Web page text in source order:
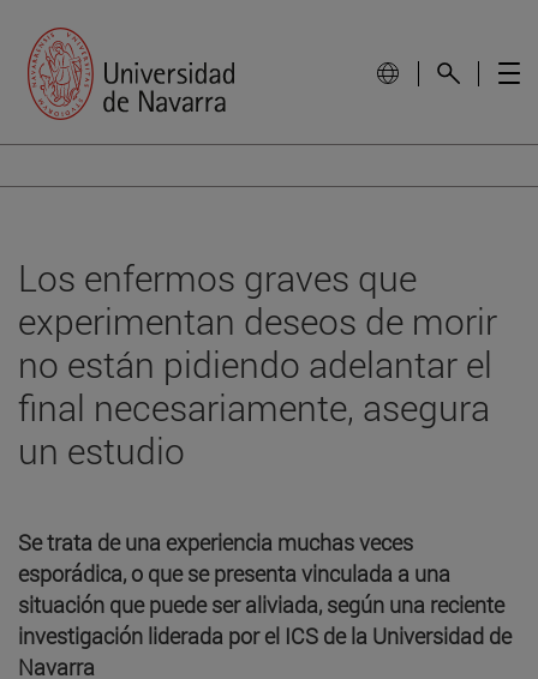
Los enfermos graves que
experimentan deseos de morir
no están pidiendo adelantar el
final necesariamente, asegura
un estudio
Se trata de una experiencia muchas veces
esporádica, o que se presenta vinculada a una
situación que puede ser aliviada, según una reciente
investigación liderada por el ICS de la Universidad de
Navarra